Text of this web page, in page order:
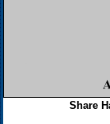
Share